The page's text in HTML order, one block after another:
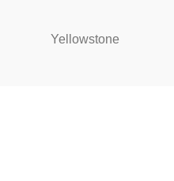
Yellowstone